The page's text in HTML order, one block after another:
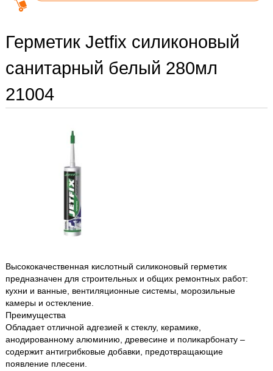
Герметик Jetfix силиконовый
санитарный белый 280мл
21004
Высококачественная кислотный силиконовый герметик
предназначен для строительных и общих ремонтных работ:
кухни и ванные, вентиляционные системы, морозильные
камеры и остекление.
Преимущества
Обладает отличной адгезией к стеклу, керамике,
анодированному алюминию, древесине и поликарбонату –
содержит антигрибковые добавки, предотвращающие
появление плесени.